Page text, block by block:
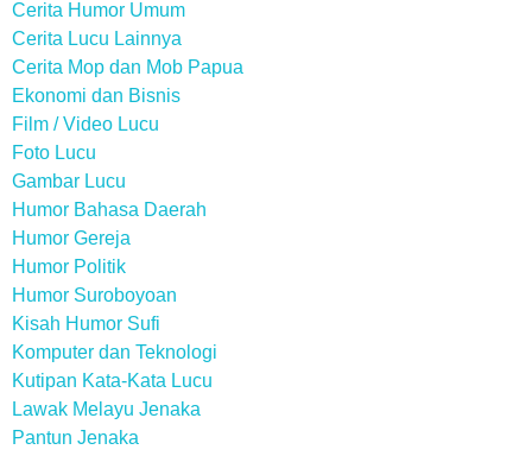
Cerita Humor Umum
Cerita Lucu Lainnya
Cerita Mop dan Mob Papua
Ekonomi dan Bisnis
Film / Video Lucu
Foto Lucu
Gambar Lucu
Humor Bahasa Daerah
Humor Gereja
Humor Politik
Humor Suroboyoan
Kisah Humor Sufi
Komputer dan Teknologi
Kutipan Kata-Kata Lucu
Lawak Melayu Jenaka
Pantun Jenaka